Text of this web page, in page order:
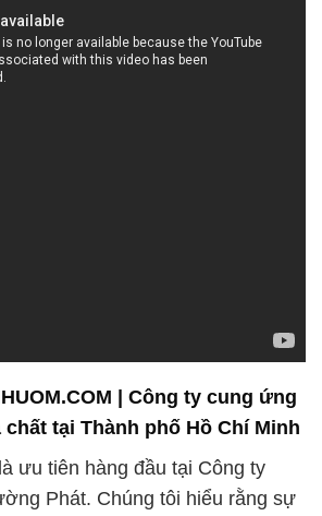
| Công ty cung ứng
tại Thành phố Hồ Chí Minh
ưu tiên hàng đầu tại Công ty
Phát. Chúng tôi hiểu rằng sự